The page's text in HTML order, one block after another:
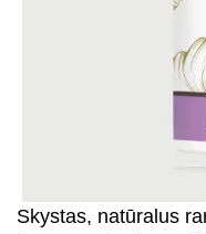
Skystas, natūralus